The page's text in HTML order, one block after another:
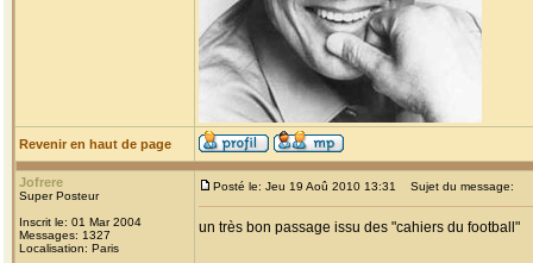
Revenir en haut de page
Jofrere
Super Posteur
Inscrit le: 01 Mar 2004
Messages: 1327
Localisation: Paris
Posté le: Jeu 19 Aoû 2010 13:31 Sujet du message:
un très bon passage issu des "cahiers du football"